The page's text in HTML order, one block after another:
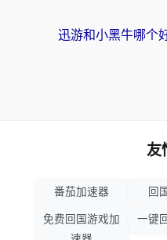
友
番茄加速器 回
免费回国游戏加
一键